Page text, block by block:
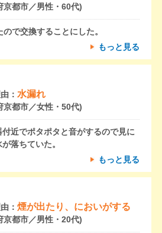
京都市／男性・60代)
で交換することにした。
もっと見る
： 水漏れ
京都市／女性・50代)
近でポタポタと音がするので見に
落ちていた。
もっと見る
： 煙が出たり、においがする
京都市／男性・20代)